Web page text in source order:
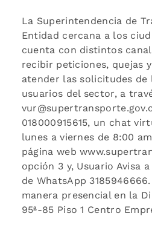
La Superintendencia de
Entidad cercana a los
cuenta con distintos
recibir peticiones, quejas
atender las solicitudes de
usuarios del sector, a
018000915615, un chat
lunes a viernes de 8:00
página web
opción 3 y, Usuario Avisa
de WhatsApp
manera presencial en la
95ª-85 Piso 1 Centro